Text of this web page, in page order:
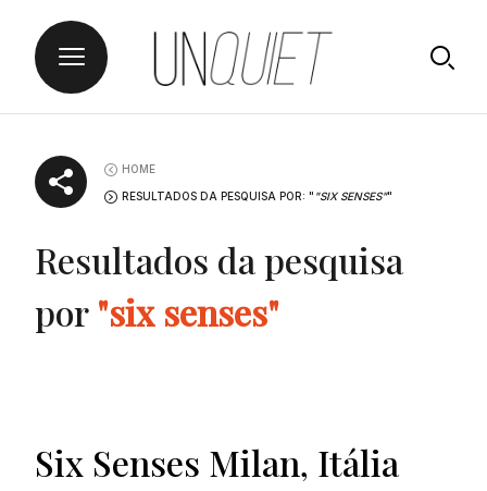
content
HOME
RESULTADOS DA PESQUISA POR: " "SIX SENSES""
Resultados da pesquisa
por "six senses"
Six Senses Milan, Itália